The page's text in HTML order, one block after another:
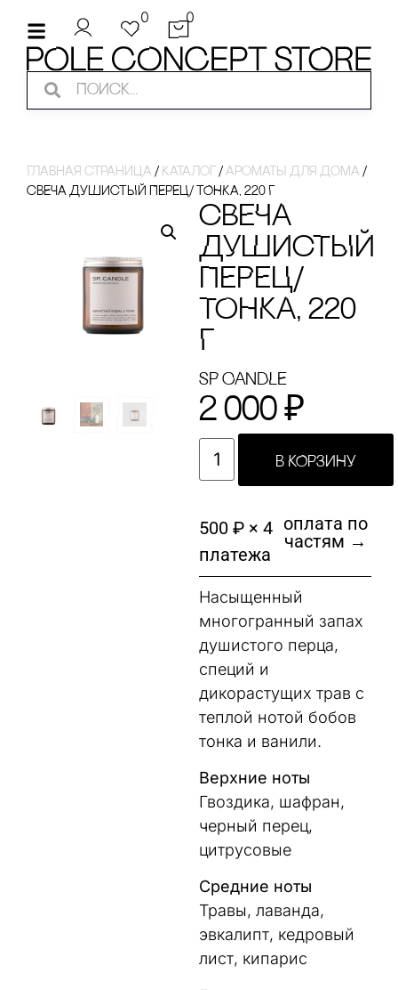
0 0
Главная страница / Каталог / ароматы для дома /
сВЕЧА ДУШИсТЫЙ ПЕРЕЦ/ ТОНКА, 220 Г
сВЕЧА
ДУШИсТЫЙ
ПЕРЕЦ/
ТОНКА, 220
Г
SP CANDLE
2 000 ₽
В КОРЗИНУ
500 ₽ × 4
платежа
оплата по
частям →
Насыщенный
многогранный запах
душистого перца,
специй и
дикорастущих трав с
теплой нотой бобов
тонка и ванили.
Верхние ноты
Гвоздика, шафран,
черный перец,
цитрусовые
Средние ноты
Травы, лаванда,
эвкалипт, кедровый
лист, кипарис